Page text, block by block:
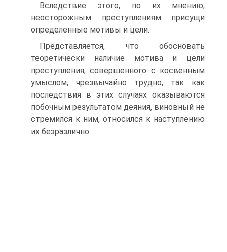
Вследствие этого, по их мнению,
неосторожным преступлениям присущи
определенные мотивы и цели.
Представляется, что обосновать
теоретически наличие мотива и цели
преступления, совершенного с косвенным
умыслом, чрезвычайно трудно, так как
последствия в этих случаях оказываются
побочным результатом деяния, виновный не
стремился к ним, относился к наступлению
их безразлично.